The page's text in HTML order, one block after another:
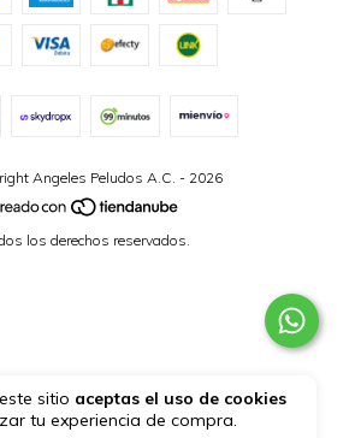
sitio aceptas el uso de cookies
tu experiencia de compra.
Angeles Peludos A.C. - 2026
los derechos reservados.